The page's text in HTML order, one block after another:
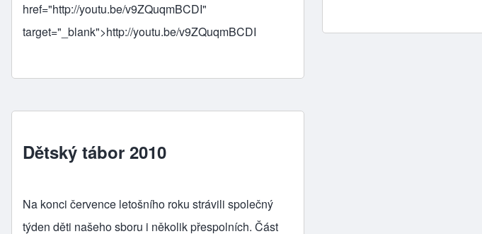
href="http://youtu.be/v9ZQuqmBCDI"
target="_blank">http://youtu.be/v9ZQuqmBCDI
Dětský tábor 2010
Na konci července letošního roku strávili společný
týden děti našeho sboru i několik přespolních. Část